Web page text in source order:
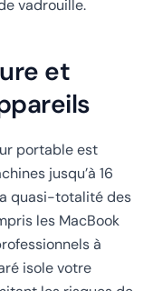
vadrouille.
et
portable est
jusqu’à 16
quasi-totalité des
les MacBook
à
isole votre